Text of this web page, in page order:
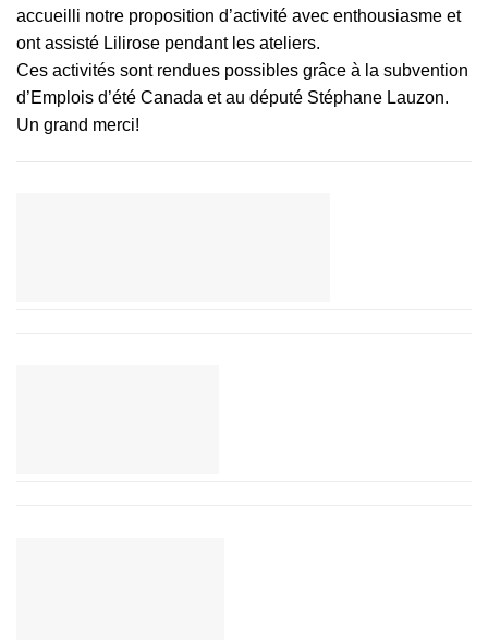
accueilli notre proposition d’activité avec enthousiasme et
ont assisté Lilirose pendant les ateliers.
Ces activités sont rendues possibles grâce à la subvention
d’Emplois d’été Canada et au député Stéphane Lauzon.
Un grand merci!